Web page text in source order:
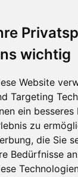
wichtig
Website
Targeting
ein
zu
die Sie
Bedürfnisse
info@neukam-
Reisebüro Nürnberg
2
Busvermietung
0911 / 200
Nürnberg